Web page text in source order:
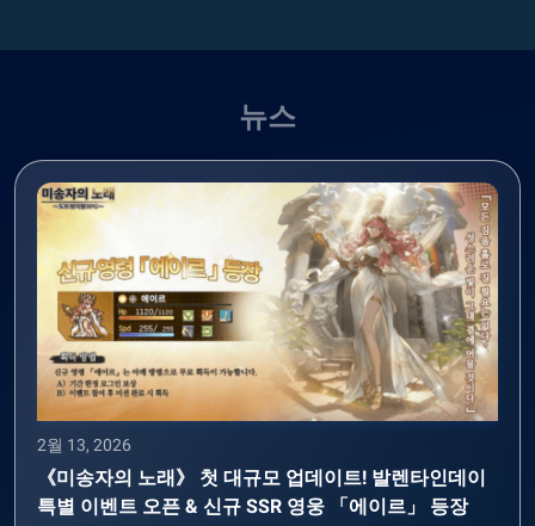
뉴스
2월 13, 2026
《미송자의 노래》 첫 대규모 업데이트! 발렌타인데이
특별 이벤트 오픈 & 신규 SSR 영웅 「에이르」 등장